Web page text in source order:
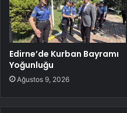
Edirne’de Kurban Bayramı
Yoğunluğu
Ağustos 9, 2026